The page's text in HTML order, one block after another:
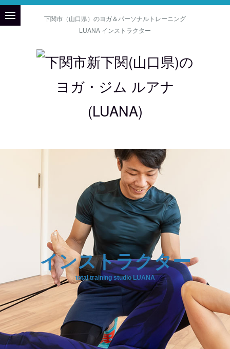
下関市（山口県）のヨガ＆パーソナルトレーニング
LUANA インストラクター
インストラクター
total training studio LUANA